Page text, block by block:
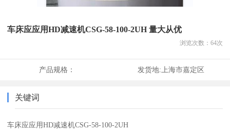
车床应应用HD减速机CSG-58-100-2UH 量大从优
浏览次数： 64次
产品规格： 发货地: 上海市嘉定区
关键词
车床应应用HD减速机CSG-58-100-2UH